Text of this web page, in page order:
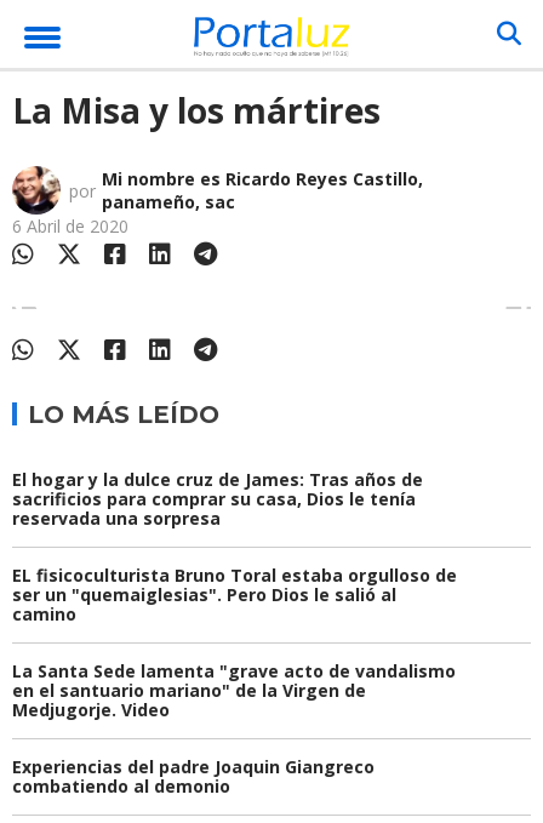
La Misa y los mártires
por Mi nombre es Ricardo Reyes Castillo,
panameño, sac
6 Abril de 2020
LO MÁS LEÍDO
El hogar y la dulce cruz de James: Tras años de
sacrificios para comprar su casa, Dios le tenía
reservada una sorpresa
EL fisicoculturista Bruno Toral estaba orgulloso de
ser un "quemaiglesias". Pero Dios le salió al
camino
La Santa Sede lamenta "grave acto de vandalismo
en el santuario mariano" de la Virgen de
Medjugorje. Video
Experiencias del padre Joaquin Giangreco
combatiendo al demonio